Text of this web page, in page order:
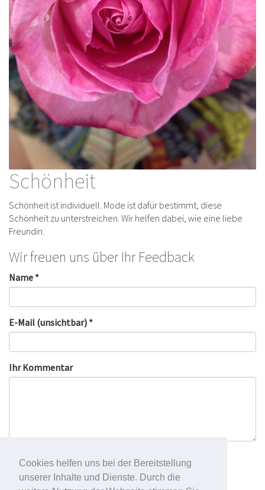
Cookies helfen uns bei der Bereitstellung
unserer Inhalte und Dienste. Durch die
Schönheit
Schönheit ist individuell. Mode ist dafür bestimmt, diese
Schönheit zu unterstreichen. Wir helfen dabei, wie eine liebe
Freundin.
Wir freuen uns über Ihr Feedback
Name *
E-Mail (unsichtbar) *
Ihr Kommentar